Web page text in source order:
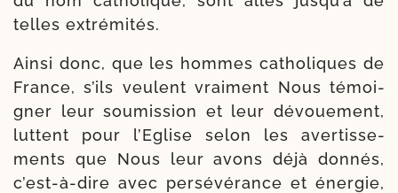
telles extrémités.
Ainsi donc, que les hommes catho­liques de
France, s’ils veulent vrai­ment Nous témoi­
gner leur sou­mis­sion et leur dévoue­ment,
luttent pour l’Eglise selon les aver­tis­se­
ments que Nous leur avons déjà don­nés,
c’est-à-dire avec per­sé­vé­rance et éner­gie,